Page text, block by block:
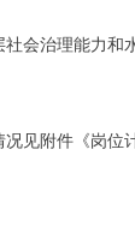
会治理能力和
见附件《岗位